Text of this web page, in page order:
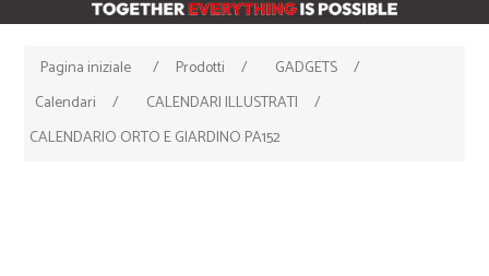
Pagina iniziale / Prodotti / GADGETS
/
Calendari
/ CALENDARI ILLUSTRATI
/
CALENDARIO ORTO E GIARDINO PA152